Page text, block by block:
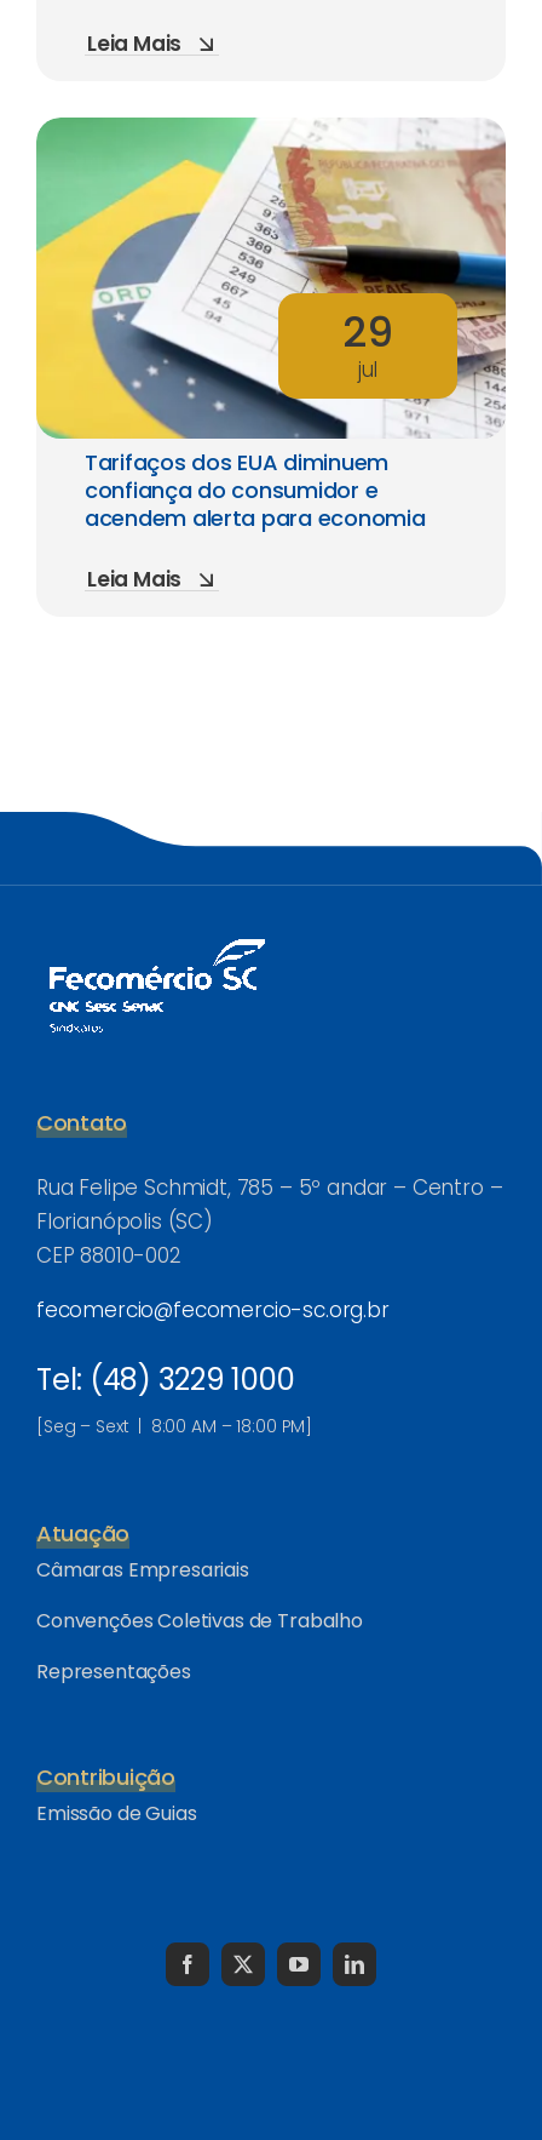
Leia Mais
29
jul
Tarifaços dos EUA diminuem
confiança do consumidor e
acendem alerta para economia
Leia Mais
Contato
Rua Felipe Schmidt, 785 – 5º andar – Centro –
Florianópolis (SC)
CEP 88010-002
fecomercio@fecomercio-sc.org.br
Tel: (48) 3229 1000
[Seg – Sext | 8:00 AM – 18:00 PM]
Atuação
Câmaras Empresariais
Convenções Coletivas de Trabalho
Representações
Contribuição
Emissão de Guias